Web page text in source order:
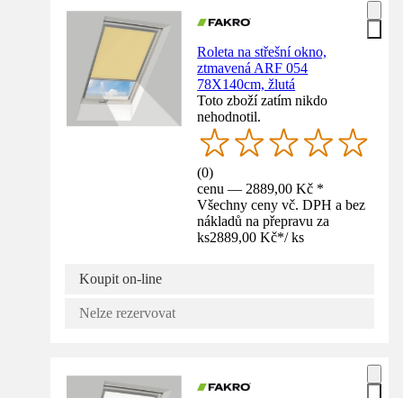
Roleta na střešní okno,
ztmavená ARF 054
78X140cm, žlutá
Toto zboží zatím nikdo
nehodnotil.
(0)
cenu — 2889,00 Kč *
Všechny ceny vč. DPH a bez
nákladů na přepravu za
ks2889,00 Kč*/ ks
Koupit on-line
Nelze rezervovat